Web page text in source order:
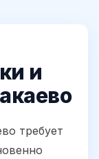
и
требует